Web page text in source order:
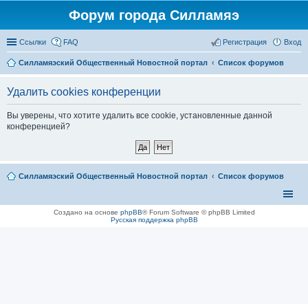
Форум города Силламяэ
Ссылки FAQ Вход
Регистрация
Силламяэский Общественный Новостной портал Список форумов
Удалить cookies конференции
Вы уверены, что хотите удалить все cookie, установленные данной
конференцией?
Силламяэский Общественный Новостной портал Список форумов
Создано на основе phpBB® Forum Software © phpBB Limited
Русская поддержка phpBB